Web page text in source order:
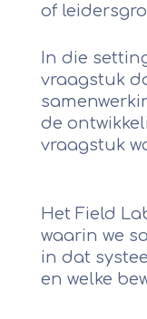
of
In die
vraagstuk
de
vraagstuk
Het Field
waarin we
in dat
en welke